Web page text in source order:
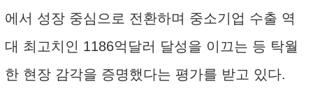
에서 성장 중심으로 전환하며 중소기업 수출 역
대 최고치인 1186억달러 달성을 이끄는 등 탁월
한 현장 감각을 증명했다는 평가를 받고 있다.